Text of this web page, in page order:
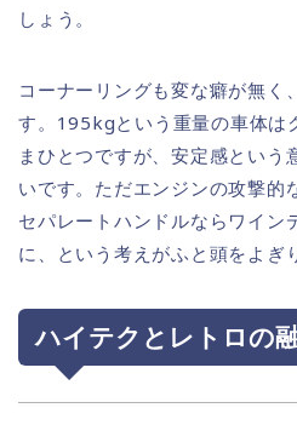
しょう。
コーナーリングも変な癖が無く
す。195kgという重量の車体は
まひとつですが、安定感という
いです。ただエンジンの攻撃的
セパレートハンドルならワイン
に、という考えがふと頭をよぎ
ハイテクとレトロの